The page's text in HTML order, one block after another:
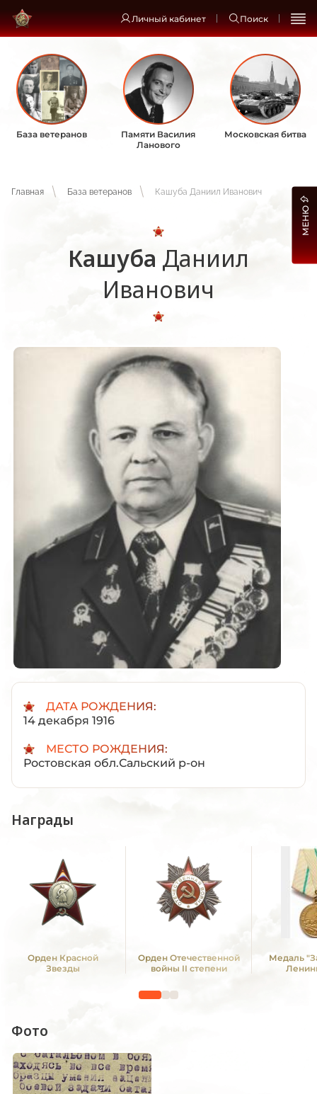
Личный кабинет Поиск
База ветеранов
Памяти Василия
Ланового
Московская битва
Главная База ветеранов Кашуба Даниил Иванович
Кашуба Даниил
Иванович
ДАТА РОЖДЕНИЯ:
14 декабря 1916
МЕСТО РОЖДЕНИЯ:
Ростовская обл.Сальский р-он
Награды
Орден Красной
Звезды
Орден Отечественной
войны II степени
Медаль
Фото
МЕНЮ